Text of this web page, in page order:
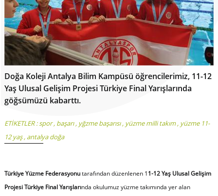
Doğa Koleji Antalya Bilim Kampüsü öğrencilerimiz, 11-12
Yaş Ulusal Gelişim Projesi Türkiye Final Yarışlarında
göğsümüzü kabarttı.
ETİKETLER :spor, başarı, yğzme başarısı, yüzme milli takım, yüzme 11-
12 yaş, antalya doğa
Türkiye Yüzme Federasyonutarafından düzenlenen 11-12 Yaş Ulusal Gelişim
Projesi Türkiye Final Yarışlarında okulumuz yüzme takımında yer alan